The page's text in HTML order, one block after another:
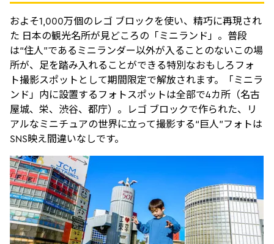
およそ1,000万個のレゴ ブロックを使い、精巧に再現され
た 日本の観光名所が見どころの「ミニランド」。普段
は“住人”であるミニランダー以外が入ることのないこの場
所が、足を踏み入れることができる特別なおもしろフォ
ト撮影スポットとして期間限定で解放されます。「ミニラ
ンド」内に設置するフォトスポットは全部で4カ所（名古
屋城、栄、渋谷、都庁）。レゴ ブロックで作られた、リ
アルなミニチュアの世界に立って撮影する“巨人”フォトは
SNS映え間違いなしです。